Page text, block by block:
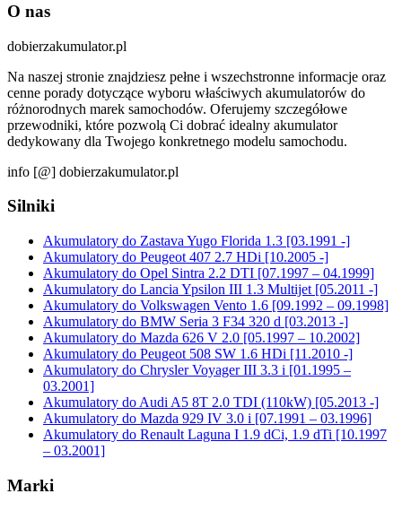
O nas
dobierzakumulator.pl
Na naszej stronie znajdziesz pełne i wszechstronne informacje oraz
cenne porady dotyczące wyboru właściwych akumulatorów do
różnorodnych marek samochodów. Oferujemy szczegółowe
przewodniki, które pozwolą Ci dobrać idealny akumulator
dedykowany dla Twojego konkretnego modelu samochodu.
info [@] dobierzakumulator.pl
Silniki
Akumulatory do Zastava Yugo Florida 1.3 [03.1991 -]
Akumulatory do Peugeot 407 2.7 HDi [10.2005 -]
Akumulatory do Opel Sintra 2.2 DTI [07.1997 – 04.1999]
Akumulatory do Lancia Ypsilon III 1.3 Multijet [05.2011 -]
Akumulatory do Volkswagen Vento 1.6 [09.1992 – 09.1998]
Akumulatory do BMW Seria 3 F34 320 d [03.2013 -]
Akumulatory do Mazda 626 V 2.0 [05.1997 – 10.2002]
Akumulatory do Peugeot 508 SW 1.6 HDi [11.2010 -]
Akumulatory do Chrysler Voyager III 3.3 i [01.1995 –
03.2001]
Akumulatory do Audi A5 8T 2.0 TDI (110kW) [05.2013 -]
Akumulatory do Mazda 929 IV 3.0 i [07.1991 – 03.1996]
Akumulatory do Renault Laguna I 1.9 dCi, 1.9 dTi [10.1997
– 03.2001]
Marki